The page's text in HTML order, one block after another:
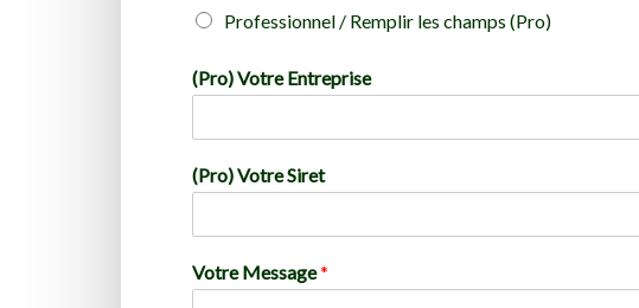
Professionnel / Remplir les champs (Pro)
(Pro) Votre Entreprise
(Pro) Votre Siret
Votre Message*